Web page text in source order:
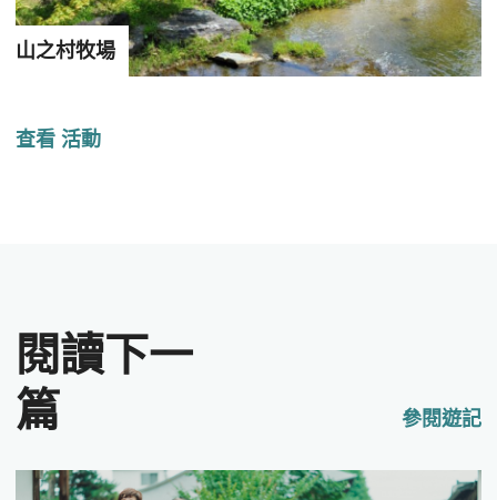
山之村牧場
查看 活動
閱讀下一
篇
參閱遊記